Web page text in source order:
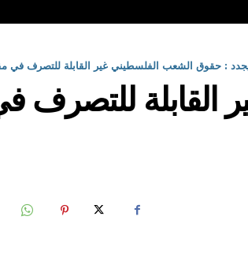
: حقوق الشعب الفلسطيني غير القابلة للتصرف في
للتصرف